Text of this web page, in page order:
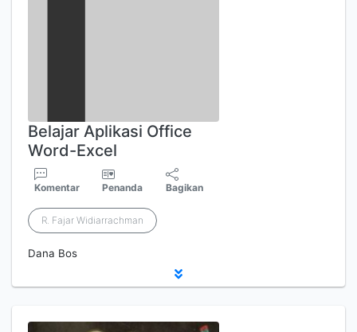
Belajar Aplikasi Office
Word-Excel
Komentar Penanda Bagikan
R. Fajar Widiarrachman
Dana Bos